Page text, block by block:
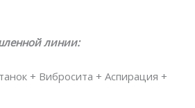
линии:
+ Вибросита + Аспирация +